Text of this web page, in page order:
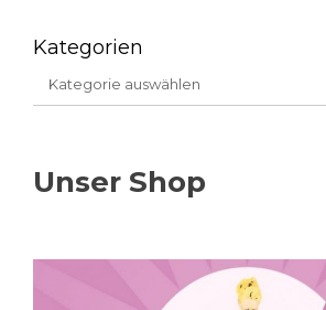
Kategorien
Unser Shop